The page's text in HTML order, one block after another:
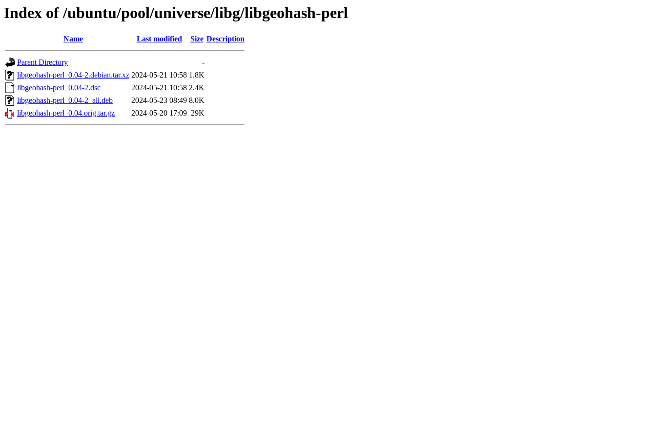
Index of /ubuntu/pool/universe/libg/libgeohash-perl
Name Last modified Size Description
Parent Directory
-
libgeohash-perl_0.04-2.debian.tar.xz 2024-05-21 10:58 1.8K
libgeohash-perl_0.04-2.dsc
2024-05-21 10:58 2.4K
libgeohash-perl_0.04-2_all.deb
2024-05-23 08:49 8.0K
libgeohash-perl_0.04.orig.tar.gz
2024-05-20 17:09 29K